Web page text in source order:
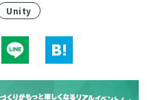
Unity